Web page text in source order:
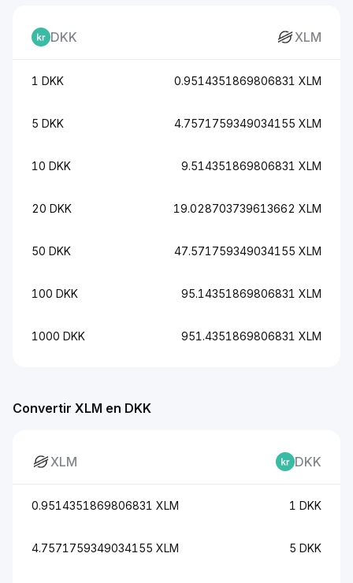
Convertir XLM en DKK
XLM DKK
0.9514351869806831 XLM 1 DKK
4.7571759349034155 XLM 5 DKK
DKK XLM
1 DKK 0.9514351869806831 XLM
5 DKK 4.7571759349034155 XLM
10 DKK 9.514351869806831 XLM
20 DKK 19.028703739613662 XLM
50 DKK 47.571759349034155 XLM
100 DKK 95.14351869806831 XLM
1000 DKK 951.4351869806831 XLM